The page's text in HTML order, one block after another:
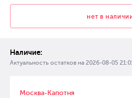
нет в
Наличие:
Актуальность остатков на 2026-08-05
Москва-Капотня